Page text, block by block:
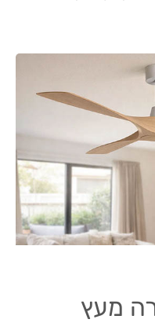
מעץ